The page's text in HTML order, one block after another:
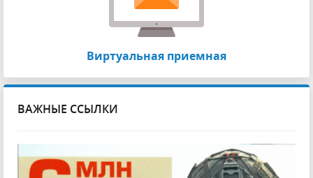
Виртуальная приемная
ВАЖНЫЕ ССЫЛКИ